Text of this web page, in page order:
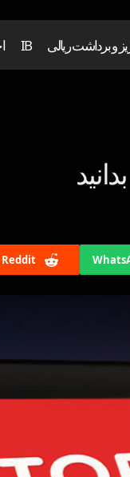
و برداشت ریالی IB
Reddit